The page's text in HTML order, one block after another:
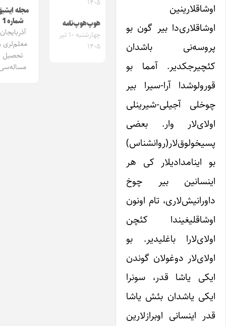
بیر گون بو
باشدان
آمما بو
آرا-سیرا بیر
آجیلی-شیرینلی
وار. بعضی
اینامدادیلار کی هر
بیر چوخ
تام اونون
کئچن
باغلیدیر. بو
دوغولان گوندن
یاشا قدر، سونرا
یاشدان بئش یاشا
اینسانی اوبرازلارین
هوپ‌هوپ‌نامه
چهارشنبه ۱۰ تیر
مجله ایشیق
شماره 1
آذربایجان
معلم‌لری و
تحصیل
مساله‌سی